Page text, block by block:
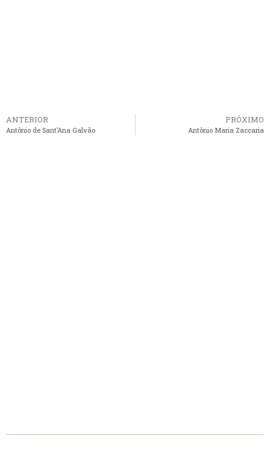
ANTERIOR
Antônio de Sant’Ana Galvão
PRÓXIMO
Antônio Maria Zaccaria